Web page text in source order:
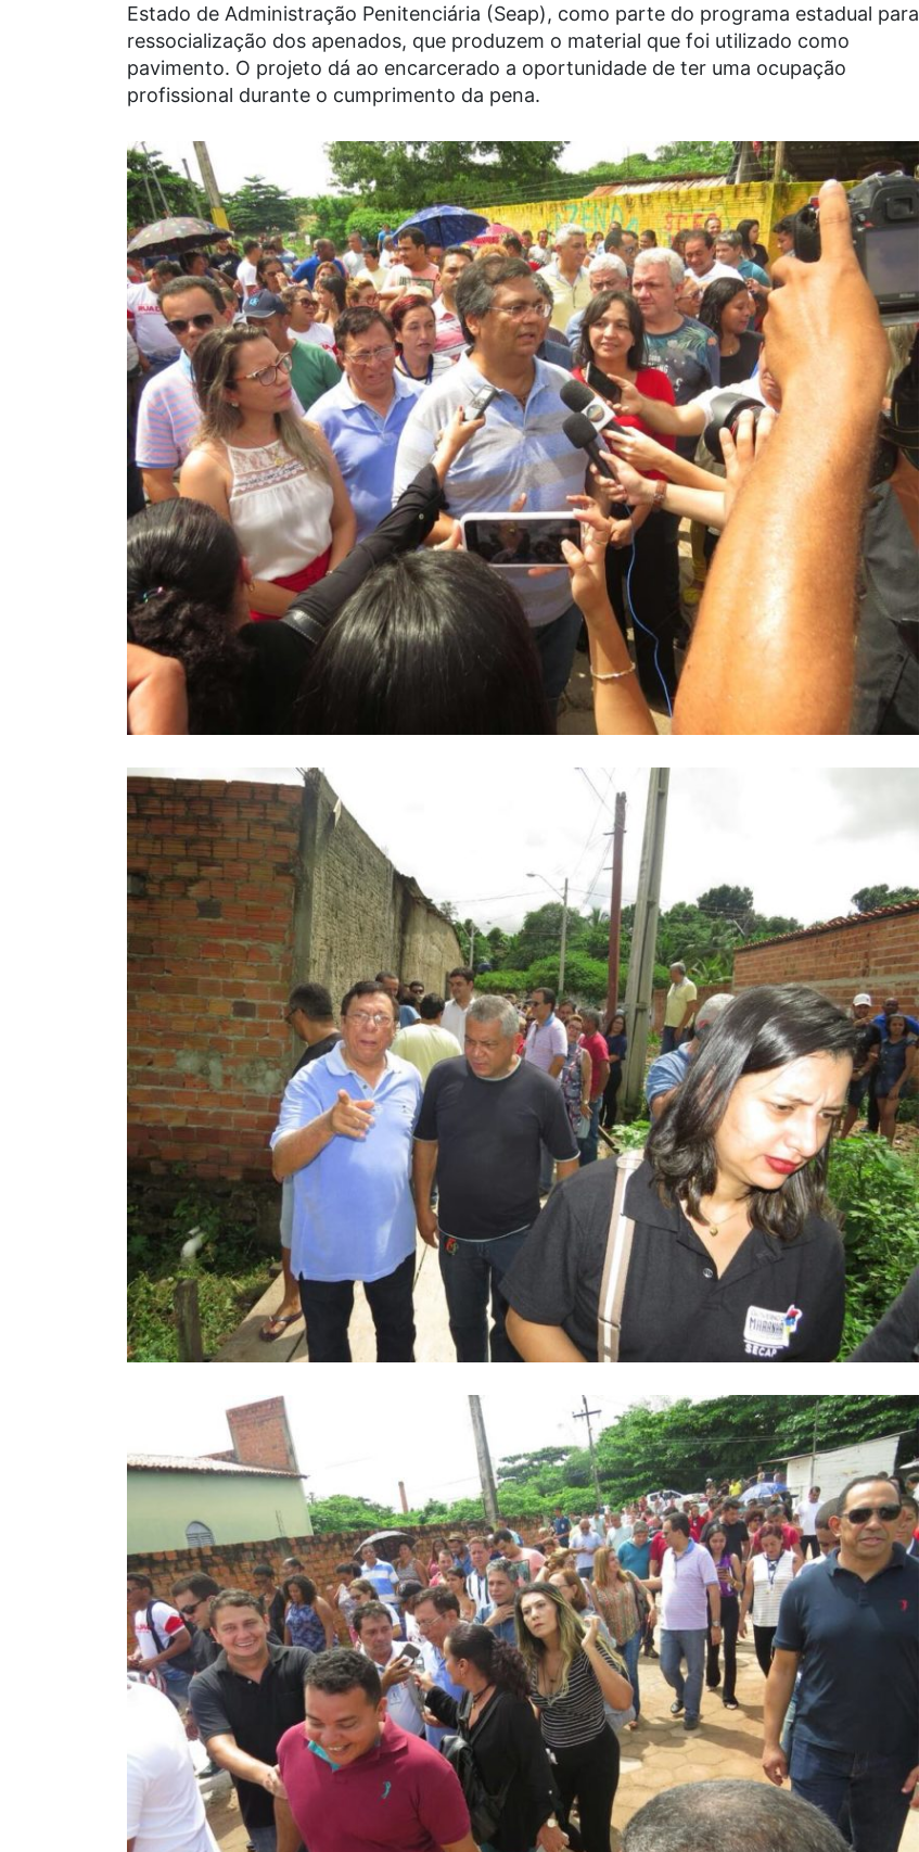
Estado de Administração Penitenciária (Seap), como parte do programa estadual para
ressocialização dos apenados, que produzem o material que foi utilizado como
pavimento. O projeto dá ao encarcerado a oportunidade de ter uma ocupação
profissional durante o cumprimento da pena.